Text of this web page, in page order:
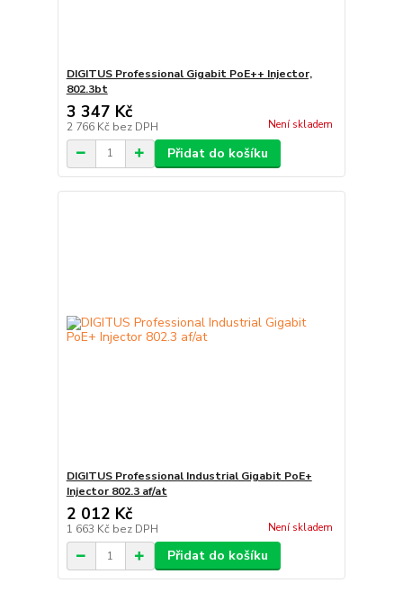
DIGITUS Professional Gigabit PoE++ Injector,
802.3bt
3 347 Kč
2 766 Kč bez DPH Není skladem
Přidat do košíku
DIGITUS Professional Industrial Gigabit PoE+
Injector 802.3 af/at
2 012 Kč
1 663 Kč bez DPH Není skladem
Přidat do košíku